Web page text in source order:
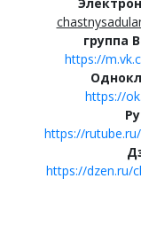
группа
https://
https://
https://
https://dzen.ru/